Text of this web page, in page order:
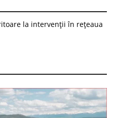
la intervenții în rețeaua